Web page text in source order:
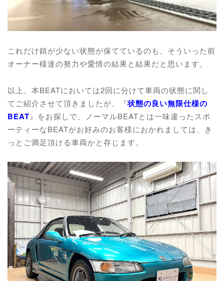
これだけ錆が少ない状態が保てているのも、そういった前
オーナー様達の努力や愛情の結果と結果だと思います。
以上、本BEATにおいては2回に分けて車両の状態に関し
てご紹介させて頂きましたが、『状態の良い無限仕様の
BEAT 』をお探しで、ノーマルBEATとは一味違ったスポ
ーティーなBEATがお好みのお客様におかれましては、き
っとご満足頂ける車両かと存じます。